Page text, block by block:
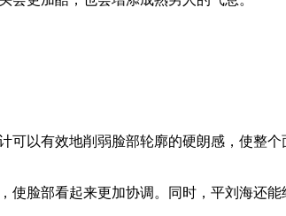
以有效地削弱脸部轮廓的硬朗感，使整个
脸部看起来更加协调。同时，平刘海还能